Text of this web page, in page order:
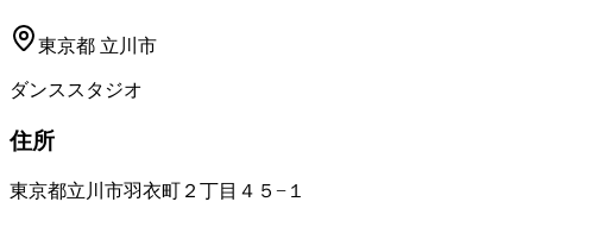
東京都 立川市
ダンススタジオ
住所
東京都立川市羽衣町２丁目４５−１